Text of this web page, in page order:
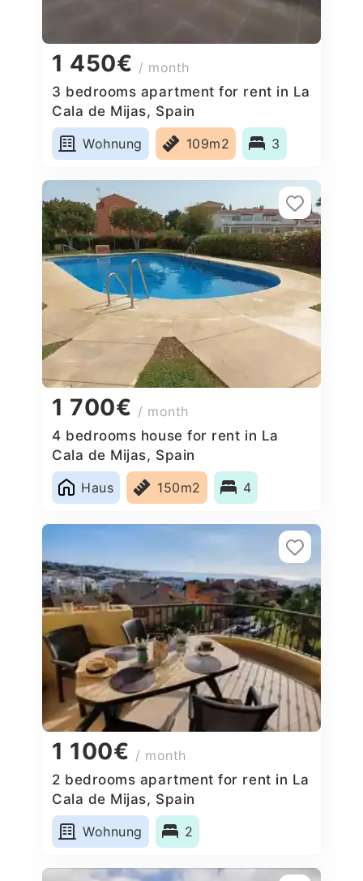
1 450€ / month
3 bedrooms apartment for rent in La
Cala de Mijas, Spain
Wohnung
109m2 3
1 700€ / month
4 bedrooms house for rent in La
Cala de Mijas, Spain
Haus
150m2 4
1 100€ / month
2 bedrooms apartment for rent in La
Cala de Mijas, Spain
Wohnung
2